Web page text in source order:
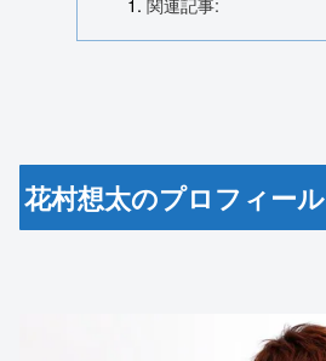
花村想太のプロフィール